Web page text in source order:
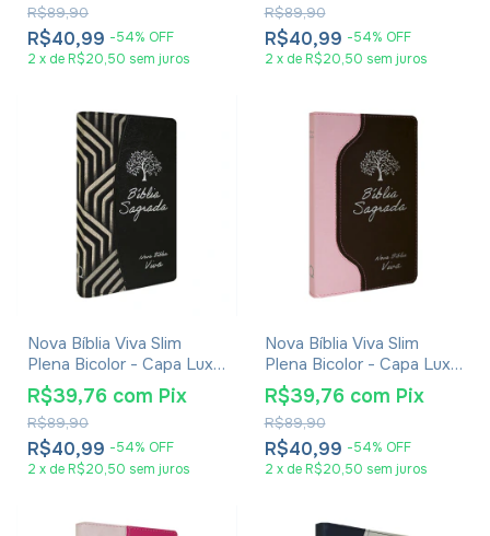
R$40,99 -54% OFF
R$89,90
2 x de R$20,50 sem juros
R$40,99 -54% OFF
R$89,90
2 x de R$20,50 sem juros
Nova Bíblia Viva Slim
Plena Bicolor - Capa Luxo
Preta E Listras
R$40,99 -54% OFF
R$89,90
R$39,76 com Pix
2 x de R$20,50 sem juros
Nova Bíblia Viva Slim
Plena Bicolor - Capa Luxo
Rosa E Marrom
R$40,99 -54% OFF
R$89,90
R$39,76 com Pix
2 x de R$20,50 sem juros